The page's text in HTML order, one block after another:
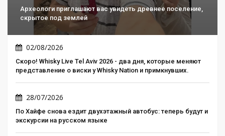
Археологи приглашают вас увидеть древнее поселение,
скрытое под землей
02/08/2026
Скоро! Whisky Live Tel Aviv 2026 - два дня, которые меняют
представление о виски у Whisky Nation и примкнувших.
28/07/2026
По Хайфе снова ездит двухэтажный автобус: теперь будут и
экскурсии на русском языке